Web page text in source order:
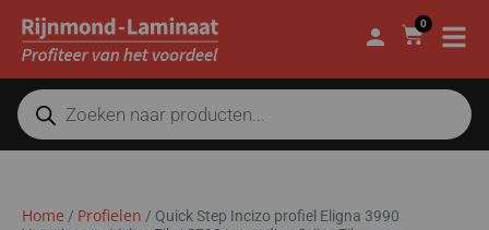
0
Home / Profielen / Quick Step Incizo profiel Eligna 3990